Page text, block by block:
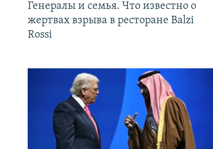
Генералы и семья. Что известно о
жертвах взрыва в ресторане Balzi
Rossi